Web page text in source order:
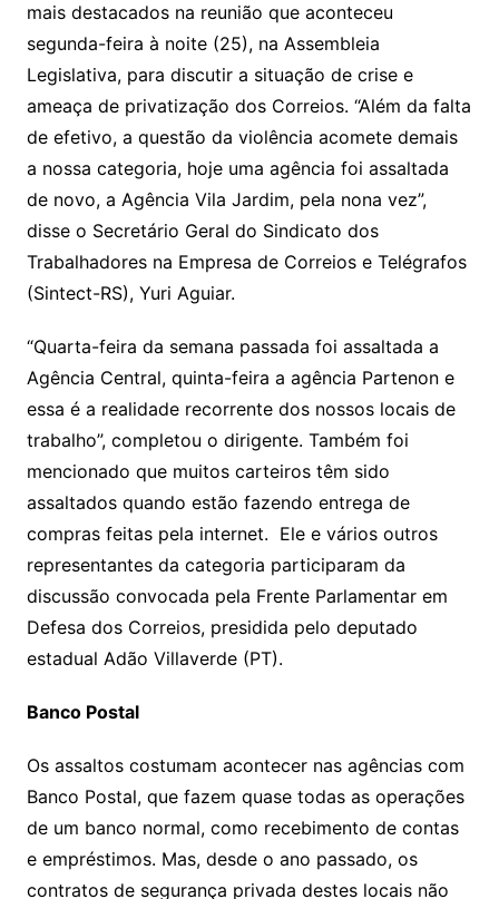
mais destacados na reunião que aconteceu
segunda-feira à noite (25), na Assembleia
Legislativa, para discutir a situação de crise e
ameaça de privatização dos Correios. “Além da falta
de efetivo, a questão da violência acomete demais
a nossa categoria, hoje uma agência foi assaltada
de novo, a Agência Vila Jardim, pela nona vez”,
disse o Secretário Geral do Sindicato dos
Trabalhadores na Empresa de Correios e Telégrafos
(Sintect-RS), Yuri Aguiar.
“Quarta-feira da semana passada foi assaltada a
Agência Central, quinta-feira a agência Partenon e
essa é a realidade recorrente dos nossos locais de
trabalho”, completou o dirigente. Também foi
mencionado que muitos carteiros têm sido
assaltados quando estão fazendo entrega de
compras feitas pela internet. Ele e vários outros
representantes da categoria participaram da
discussão convocada pela Frente Parlamentar em
Defesa dos Correios, presidida pelo deputado
estadual Adão Villaverde (PT).
Banco Postal
Os assaltos costumam acontecer nas agências com
Banco Postal, que fazem quase todas as operações
de um banco normal, como recebimento de contas
e empréstimos. Mas, desde o ano passado, os
contratos de segurança privada destes locais não